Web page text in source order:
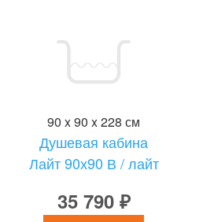
90 x 90 x 228 см
Душевая кабина
Лайт 90х90 В / лайт
35 790 ₽